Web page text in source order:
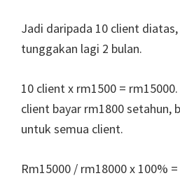
Jadi daripada 10 client
tunggakan lagi 2 bulan.
10 client x rm1500 =
client bayar rm1800 setahun,
untuk semua client.
Rm15000 / rm18000 x 100%